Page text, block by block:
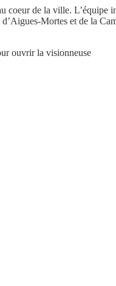
coeur de la ville. L’équipe
Mortes et de la
ouvrir la visionneuse